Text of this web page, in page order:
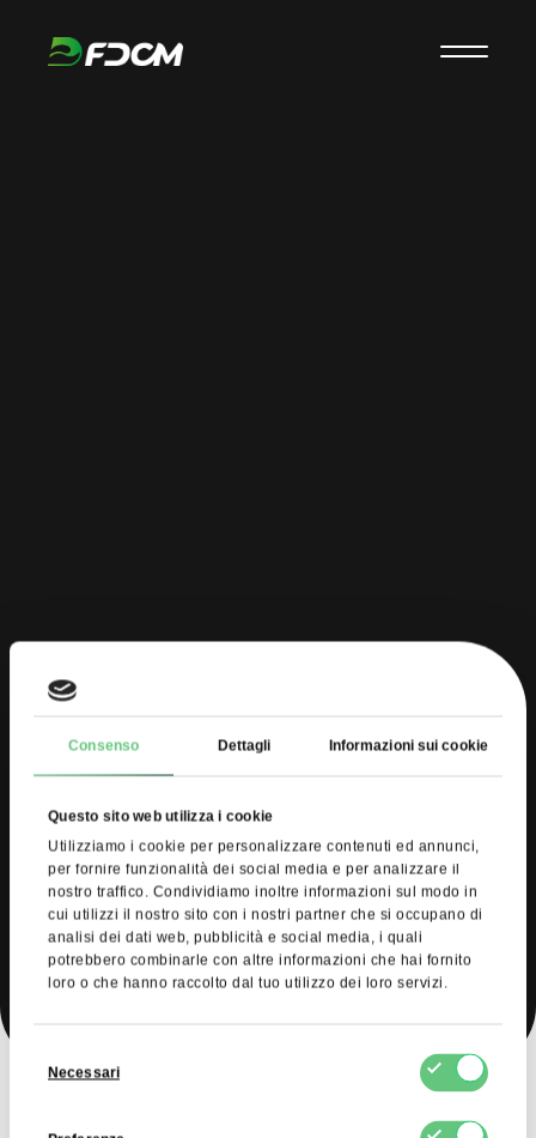
Consenso Dettagli Informazioni sui cookie
Questo sito web utilizza i cookie
Utilizziamo i cookie per personalizzare contenuti ed annunci,
per fornire funzionalità dei social media e per analizzare il
nostro traffico. Condividiamo inoltre informazioni sul modo in
cui utilizzi il nostro sito con i nostri partner che si occupano di
analisi dei dati web, pubblicità e social media, i quali
potrebbero combinarle con altre informazioni che hai fornito
loro o che hanno raccolto dal tuo utilizzo dei loro servizi.
delNecessari